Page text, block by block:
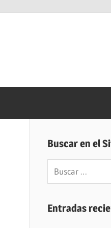
Buscar en el
Buscar:
Entradas